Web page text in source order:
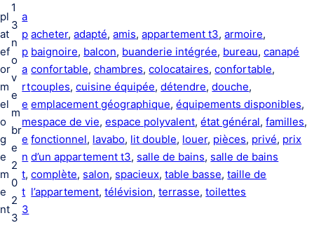
pl
at
ef
or
m
el
o
g
e
m
e
nt
1
3
n
o
v
e
m
br
e
2
0
2
3
a
p
p
a
rt
e
m
e
n
t ,
t
3
acheter, adapté, amis, appartement t3, armoire
baignoire, balcon, buanderie intégrée, bureau, canapé
confortable, chambres, colocataires, confortable
couples, cuisine équipée, détendre, douche
emplacement géographique, équipements disponibles
espace de vie, espace polyvalent, état général, familles
fonctionnel, lavabo, lit double, louer, pièces, privé, prix
d’un appartement t3, salle de bains, salle de bains
complète, salon, spacieux, table basse, taille de
l’appartement, télévision, terrasse, toilettes